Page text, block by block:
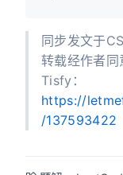
同步发文于
转载经作者同
Tisfy：
https://
/137593422